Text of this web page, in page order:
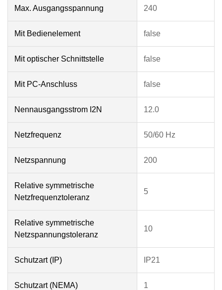
Max. Ausgangsspannung 240
Mit Bedienelement false
Mit optischer Schnittstelle false
Mit PC-Anschluss false
Nennausgangsstrom I2N 12.0
Netzfrequenz 50/60 Hz
Netzspannung 200
Relative symmetrische
Netzfrequenztoleranz
5
Relative symmetrische
Netzspannungstoleranz
10
Schutzart (IP) IP21
Schutzart (NEMA) 1